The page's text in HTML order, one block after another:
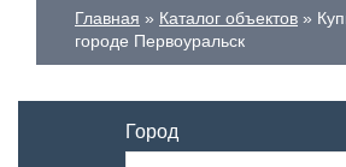
Главная Каталог объектов
городе Первоуральск
Город